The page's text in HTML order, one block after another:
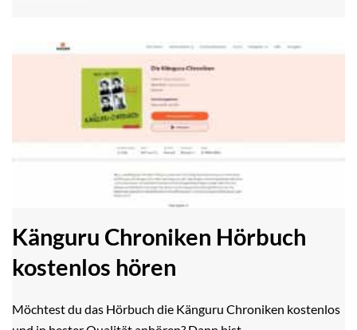
Känguru Chroniken Hörbuch
kostenlos hören
Möchtest du das Hörbuch die Känguru Chroniken kostenlos